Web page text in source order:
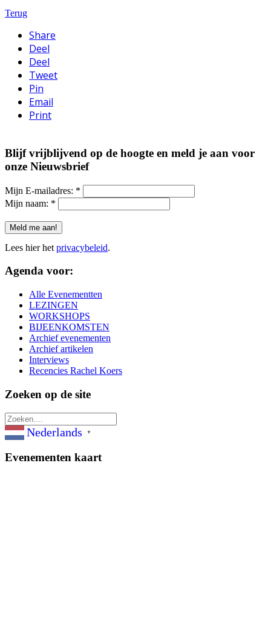
Terug
Share
Deel
Deel
Tweet
Pin
Email
Print
Blijf vrijblijvend op de hoogte en meld je aan voor
onze Nieuwsbrief
Mijn E-mailadres: *
Mijn naam: *
Lees hier het privacybeleid.
Agenda voor:
Alle Evenementten
LEZINGEN
WORKSHOPS
BIJEENKOMSTEN
Archief evenementen
Archief artikelen
Interviews
Recencies Rachel Koers
Zoeken op de site
Nederlands ▼
Evenementen kaart